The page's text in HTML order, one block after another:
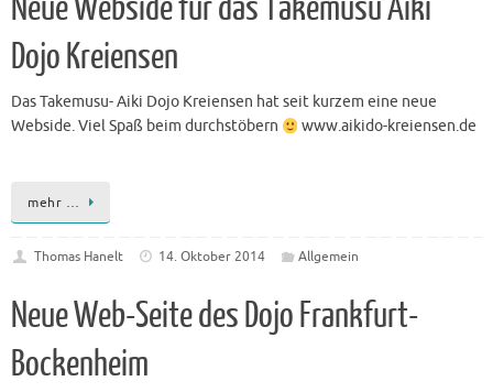
Neue Webside für das Takemusu Aiki
Dojo Kreiensen
Das Takemusu- Aiki Dojo Kreiensen hat seit kurzem eine neue
Webside. Viel Spaß beim durchstöbern
www.aikido-kreiensen.de
mehr …
Thomas Hanelt 14. Oktober 2014 Allgemein
Neue Web-Seite des Dojo Frankfurt-
Bockenheim